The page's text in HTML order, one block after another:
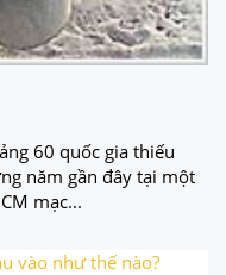
60 quốc gia thiếu
năm gần đây tại một
mạc...